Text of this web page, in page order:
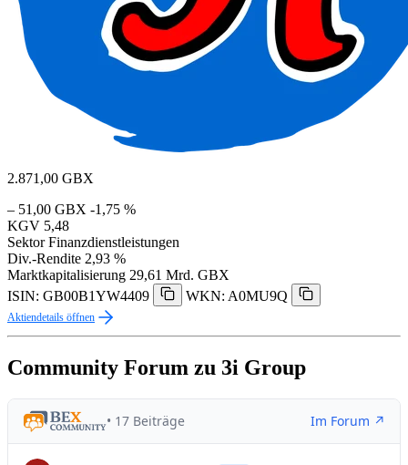
2.871,00 GBX
– 51,00 GBX -1,75 %
KGV 5,48
Sektor Finanzdienstleistungen
Div.-Rendite 2,93 %
Marktkapitalisierung 29,61 Mrd. GBX
ISIN: GB00B1YW4409
WKN: A0MU9Q
Aktiendetails öffnen
Community Forum zu 3i Group